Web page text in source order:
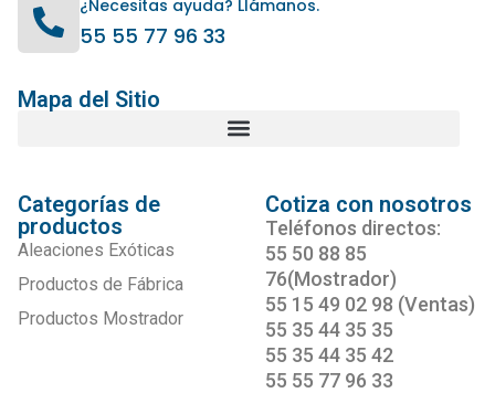
¿Necesitas ayuda? Llámanos.
55 55 77 96 33
Mapa del Sitio
Categorías de
productos
Aleaciones Exóticas
Productos de Fábrica
Productos Mostrador
Cotiza con nosotros
Teléfonos directos:
55 50 88 85
76(Mostrador)
55 15 49 02 98 (Ventas)
55 35 44 35 35
55 35 44 35 42
55 55 77 96 33